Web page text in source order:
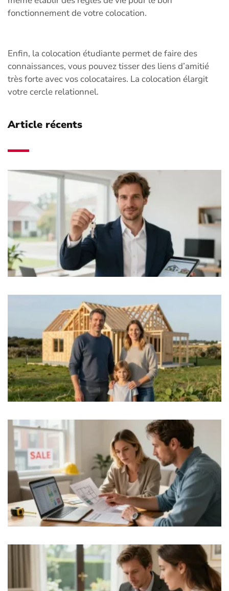
fonctionnement de votre colocation.
Enfin, la colocation étudiante permet de faire des
connaissances, vous pouvez tisser des liens d’amitié
très forte avec vos colocataires. La colocation élargit
votre cercle relationnel.
Article récents